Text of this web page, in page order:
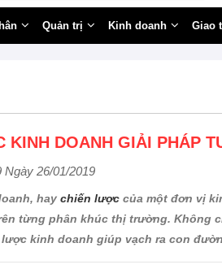
Quản trị Kinh doanh Giao
KINH DOANH GIẢI PHÁP
Ngày 26/01/2019
hay chiến lược của một đơn vị
từng phân khúc thị trường. Không
kinh doanh giúp vạch ra con